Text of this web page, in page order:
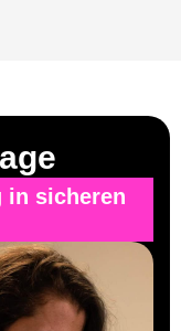
in sicheren